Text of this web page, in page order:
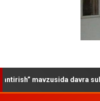
davra suhbati